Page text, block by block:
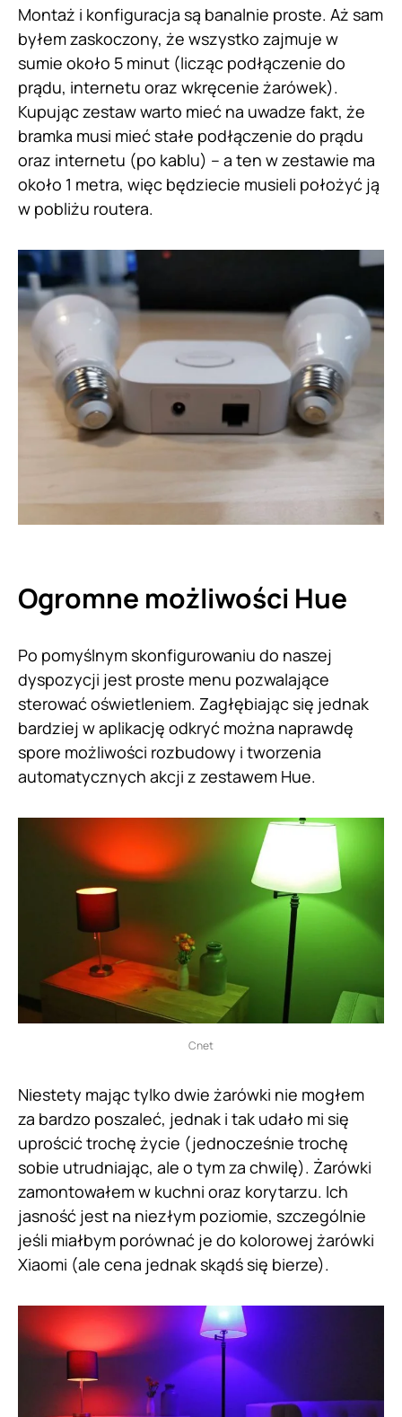
Montaż i konfiguracja są banalnie proste. Aż sam
byłem zaskoczony, że wszystko zajmuje w
sumie około 5 minut (licząc podłączenie do
prądu, internetu oraz wkręcenie żarówek).
Kupując zestaw warto mieć na uwadze fakt, że
bramka musi mieć stałe podłączenie do prądu
oraz internetu (po kablu) – a ten w zestawie ma
około 1 metra, więc będziecie musieli położyć ją
w pobliżu routera.
Ogromne możliwości Hue
Po pomyślnym skonfigurowaniu do naszej
dyspozycji jest proste menu pozwalające
sterować oświetleniem. Zagłębiając się jednak
bardziej w aplikację odkryć można naprawdę
spore możliwości rozbudowy i tworzenia
automatycznych akcji z zestawem Hue.
Cnet
Niestety mając tylko dwie żarówki nie mogłem
za bardzo poszaleć, jednak i tak udało mi się
uprościć trochę życie (jednocześnie trochę
sobie utrudniając, ale o tym za chwilę). Żarówki
zamontowałem w kuchni oraz korytarzu. Ich
jasność jest na niezłym poziomie, szczególnie
jeśli miałbym porównać je do kolorowej żarówki
Xiaomi (ale cena jednak skądś się bierze).